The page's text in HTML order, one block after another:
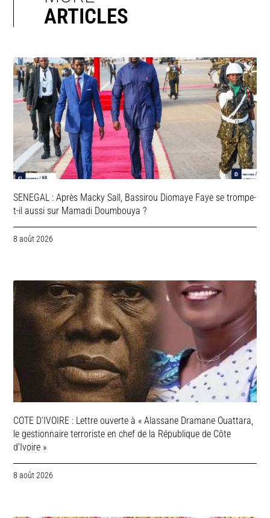
ARTICLES
SENEGAL : Après Macky Sall, Bassirou Diomaye Faye se trompe-
t-il aussi sur Mamadi Doumbouya ?
8 août 2026
COTE D’IVOIRE : Lettre ouverte à « Alassane Dramane Ouattara,
le gestionnaire terroriste en chef de la République de Côte
d’Ivoire »
8 août 2026